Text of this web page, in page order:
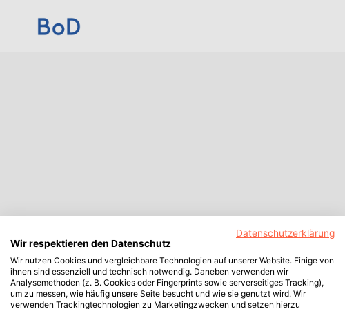
Datenschutzerklärung
Wir respektieren den Datenschutz
Wir nutzen Cookies und vergleichbare Technologien auf unserer Website. Einige von
ihnen sind essenziell und technisch notwendig. Daneben verwenden wir
Analysemethoden (z. B. Cookies oder Fingerprints sowie serverseitiges Tracking),
um zu messen, wie häufig unsere Seite besucht und wie sie genutzt wird. Wir
verwenden Trackingtechnologien zu Marketingzwecken und setzen hierzu